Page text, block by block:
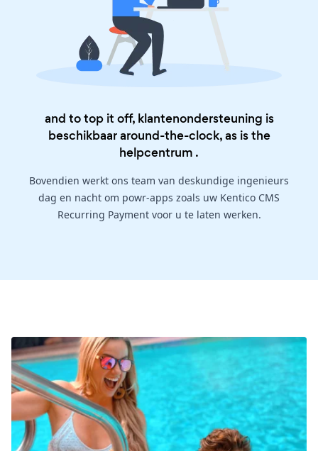
and to top it off, klantenondersteuning is
beschikbaar around-the-clock, as is the
helpcentrum .
Bovendien werkt ons team van deskundige ingenieurs
dag en nacht om powr-apps zoals uw Kentico CMS
Recurring Payment voor u te laten werken.